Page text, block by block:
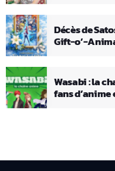
Décès de
Gift-o’-
Wasabi : la
fans d’anime